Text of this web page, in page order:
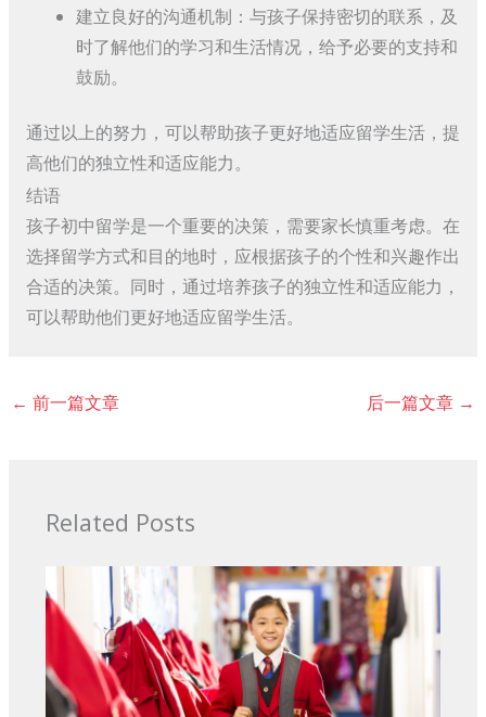
建立良好的沟通机制：与孩子保持密切的联系，及
时了解他们的学习和生活情况，给予必要的支持和
鼓励。
通过以上的努力，可以帮助孩子更好地适应留学生活，提
高他们的独立性和适应能力。
结语
孩子初中留学是一个重要的决策，需要家长慎重考虑。在
选择留学方式和目的地时，应根据孩子的个性和兴趣作出
合适的决策。同时，通过培养孩子的独立性和适应能力，
可以帮助他们更好地适应留学生活。
← 前一篇文章 后一篇文章 →
Related Posts